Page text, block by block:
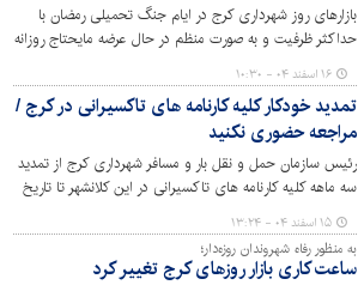
بازارهای روز شهرداری کرج در ایام جنگ تحمیلی رمضان با
حداکثر ظرفیت و به صورت منظم در حال عرضه مایحتاج روزانه
شهروندان است.
۱۶ اسفند ۰۴ - ۱۰:۳۰
تمدید خودکار کلیه کارنامه های تاکسیرانی در کرج /
مراجعه حضوری نکنید
رئیس سازمان حمل و نقل بار و مسافر شهرداری کرج از تمدید
سه ماهه کلیه کارنامه های تاکسیرانی در این کلانشهر تا تاریخ
تاکسیرانان تقاضا کرد به این منظور مراجعه حضوری به سازمان
نداشته باشند.
۱۵ اسفند ۰۴ - ۱۳:۲۴
به منظور رفاه شهروندان روزه‌دار؛
ساعت کاری بازار روزهای کرج تغییر کرد